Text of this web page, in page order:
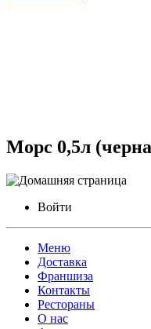
Морс 0,5л
Войти
Меню
Доставка
Франшиза
Контакты
Рестораны
О нас